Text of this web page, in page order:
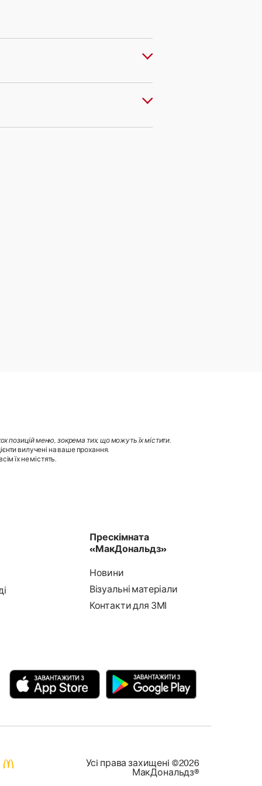
позицій меню, зокрема тих, що можуть їх містити.
вилучені на ваше прохання.
їх не містять.
Прескімната
«МакДональдз»
Новини
Візуальні матеріали
Контакти для ЗМІ
Усi права захищенi ©2026
МакДональдз®